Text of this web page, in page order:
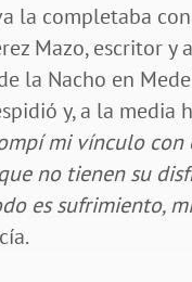
la completaba
Mazo, escritor
la Nacho en
y, a la
mi vínculo
no tienen su
es sufrimiento,